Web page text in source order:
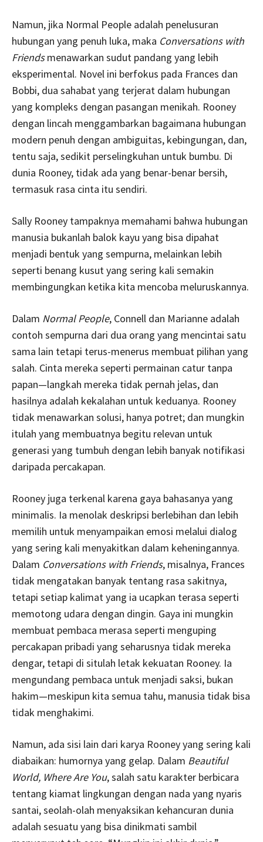
Namun, jika Normal People adalah penelusuran
hubungan yang penuh luka, maka Conversations with
Friendsmenawarkan sudut pandang yang lebih
eksperimental. Novel ini berfokus pada Frances dan
Bobbi, dua sahabat yang terjerat dalam hubungan
yang kompleks dengan pasangan menikah. Rooney
dengan lincah menggambarkan bagaimana hubungan
modern penuh dengan ambiguitas, kebingungan, dan,
tentu saja, sedikit perselingkuhan untuk bumbu. Di
dunia Rooney, tidak ada yang benar-benar bersih,
termasuk rasa cinta itu sendiri.
Sally Rooney tampaknya memahami bahwa hubungan
manusia bukanlah balok kayu yang bisa dipahat
menjadi bentuk yang sempurna, melainkan lebih
seperti benang kusut yang sering kali semakin
membingungkan ketika kita mencoba meluruskannya.
Dalam Normal People, Connell dan Marianne adalah
contoh sempurna dari dua orang yang mencintai satu
sama lain tetapi terus-menerus membuat pilihan yang
salah. Cinta mereka seperti permainan catur tanpa
papan—langkah mereka tidak pernah jelas, dan
hasilnya adalah kekalahan untuk keduanya. Rooney
tidak menawarkan solusi, hanya potret; dan mungkin
itulah yang membuatnya begitu relevan untuk
generasi yang tumbuh dengan lebih banyak notifikasi
daripada percakapan.
Rooney juga terkenal karena gaya bahasanya yang
minimalis. Ia menolak deskripsi berlebihan dan lebih
memilih untuk menyampaikan emosi melalui dialog
yang sering kali menyakitkan dalam keheningannya.
Dalam Conversations with Friends, misalnya, Frances
tidak mengatakan banyak tentang rasa sakitnya,
tetapi setiap kalimat yang ia ucapkan terasa seperti
memotong udara dengan dingin. Gaya ini mungkin
membuat pembaca merasa seperti menguping
percakapan pribadi yang seharusnya tidak mereka
dengar, tetapi di situlah letak kekuatan Rooney. Ia
mengundang pembaca untuk menjadi saksi, bukan
hakim—meskipun kita semua tahu, manusia tidak bisa
tidak menghakimi.
Namun, ada sisi lain dari karya Rooney yang sering kali
diabaikan: humornya yang gelap. Dalam Beautiful
World, Where Are You, salah satu karakter berbicara
tentang kiamat lingkungan dengan nada yang nyaris
santai, seolah-olah menyaksikan kehancuran dunia
adalah sesuatu yang bisa dinikmati sambil